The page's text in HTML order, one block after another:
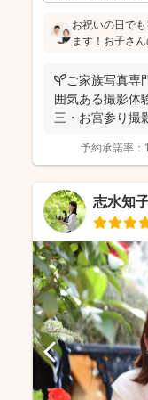
お祝いの日で
ます！お子さ
五三の撮影が
問合せくださ
🌱ご家族写真専
囲気ある撮影体
三・お宮参り撮
予約承諾率：
志水知